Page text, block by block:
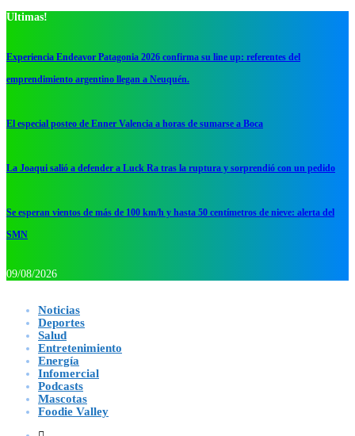
Ultimas!
Experiencia Endeavor Patagonia 2026 confirma su line up: referentes del
emprendimiento argentino llegan a Neuquén.
El especial posteo de Enner Valencia a horas de sumarse a Boca
La Joaqui salió a defender a Luck Ra tras la ruptura y sorprendió con un pedido
Se esperan vientos de más de 100 km/h y hasta 50 centímetros de nieve: alerta del
SMN
09/08/2026
Noticias
Deportes
Salud
Entretenimiento
Energía
Infomercial
Podcasts
Mascotas
Foodie Valley